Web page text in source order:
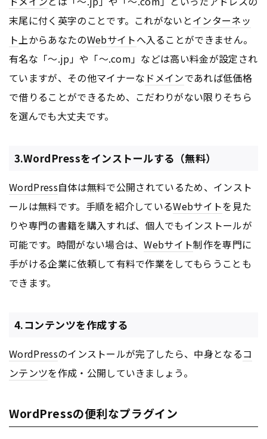
末尾に付く英字のことです。これがないとインターネッ
ト 上からあなたのWebサイトへ入ることができません。
有名な「～.jp」や「～.com」などは高い料金が設定され
ていますが、その他マイナーな ドメインであれば低価格
で借りることができるため、こだわりがない限りそちら
を選んでも大丈夫です。
3.WordPressをインストールする（無料）
WordPress自体は無料で公開されているため、インスト
ールは無料です。手順を紹介しているWebサイトを見た
りや専門の書籍を購入すれば、個人でもインストールが
可能です。時間がない場合は、Webサイト制作を専門に
手がける企業に依頼して有料で作業をしてもらうことも
できます。
4.コンテンツを作成する
WordPressのインストールが完了したら、中身となるコ
ンテンツを作成・公開していきましょう。
WordPressの便利なプラグイン